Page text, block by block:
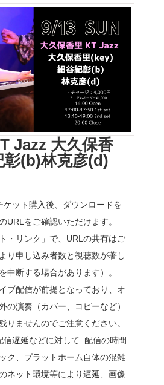
Jazz 大久保香
彰(b)林克彦(d)
ット購入後、ダウンロードを
URLをご確認いただけます。
・リンク」で、URLの共有はご
り申し込み者数と視聴数が著し
中断する場合があります）。
ブ配信が前提となっており、オ
の演奏（カバー、コピーなど）
りませんのでご注意ください。
信遅延などに対して 配信の時間
ク、プラットホーム自体の混雑
ネット環境等により遅延、画像